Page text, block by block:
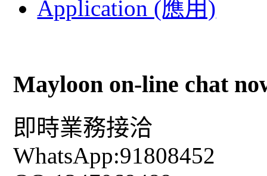
Application (應用)
Mayloon on-line chat
即時業務接洽
WhatsApp:91808452